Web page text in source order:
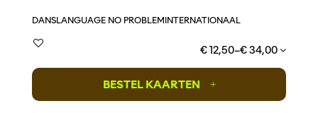
DANSLANGUAGE NO PROBLEMINTERNATIONAAL
€ 12,50–€ 34,00
BESTEL KAARTEN +